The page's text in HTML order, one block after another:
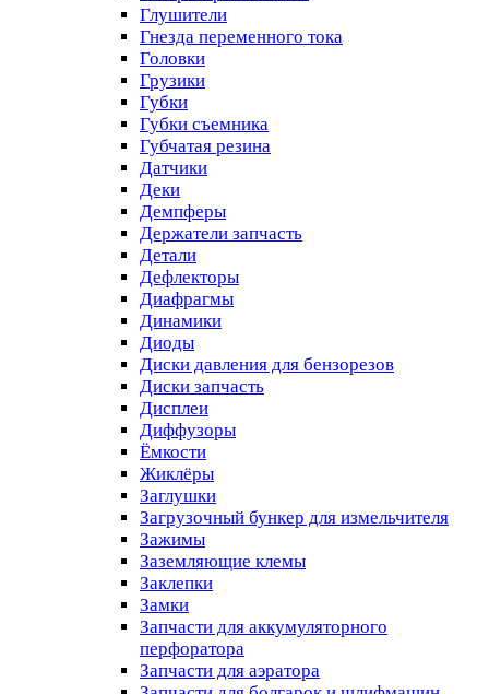
Глушители
Гнезда переменного тока
Головки
Грузики
Губки
Губки съемника
Губчатая резина
Датчики
Деки
Демпферы
Держатели запчасть
Детали
Дефлекторы
Диафрагмы
Динамики
Диоды
Диски давления для бензорезов
Диски запчасть
Дисплеи
Диффузоры
Ёмкости
Жиклёры
Заглушки
Загрузочный бункер для измельчителя
Зажимы
Заземляющие клемы
Заклепки
Замки
Запчасти для аккумуляторного
перфоратора
Запчасти для аэратора